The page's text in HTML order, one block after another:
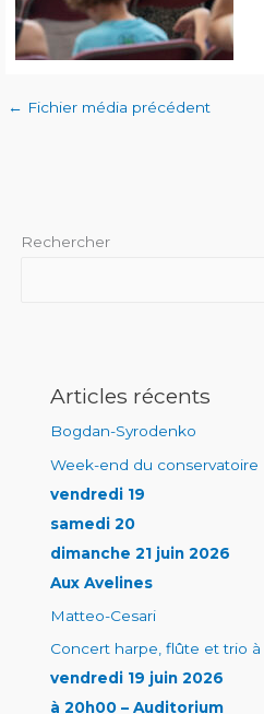
← Fichier média précédent
Rechercher
Articles récents
Bogdan-Syrodenko
Week-end du conservatoire
vendredi 19
samedi 20
dimanche 21 juin 2026
Aux Avelines
Matteo-Cesari
Concert harpe, flûte et trio
vendredi 19 juin 2026
à 20h00 – Auditorium